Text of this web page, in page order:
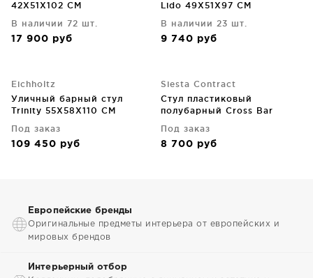
42X51X102 CM
В наличии 72 шт.
17 900 руб
Lido 49X51X97 CM
В наличии 23 шт.
9 740 руб
Eichholtz
Уличный барный стул
Trinity 55X58X110 CM
Под заказ
109 450 руб
Siesta Contract
Стул пластиковый
полубарный Cross Bar
Под заказ
8 700 руб
Европейские бренды
Оригинальные предметы интерьера от европейских и
мировых брендов
Интерьерный отбор